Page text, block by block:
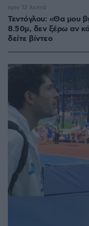
Τεντόγλου: «Θα μου
8.50μ, δεν ξέρω αν
δείτε βίντεο
πριν 12 λεπτά